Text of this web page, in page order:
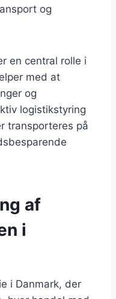
og
en central rolle i
med at
og
logistikstyring
transporteres på
af
i
i Danmark, der